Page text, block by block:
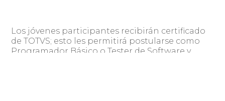
Los jóvenes participantes recibirán certificado
de TOTVS; esto les permitirá postularse como
Programador Básico o Tester de Software y